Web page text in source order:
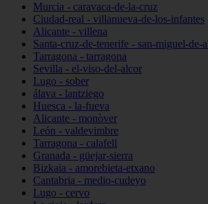
Murcia - caravaca-de-la-cruz
Ciudad-real - villanueva-de-los-infantes
Alicante - villena
Santa-cruz-de-tenerife - san-miguel-de-
Tarragona - tarragona
Sevilla - el-viso-del-alcor
Lugo - sober
álava - lantziego
Huesca - la-fueva
Alicante - monòver
León - valdevimbre
Tarragona - calafell
Granada - güejar-sierra
Bizkaia - amorebieta-etxano
Cantabria - medio-cudeyo
Lugo - cervo